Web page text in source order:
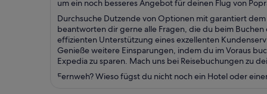
um ein noch besseres Angebot für deinen Flug von
Durchsuche Dutzende von Optionen mit garantiert
beantworten dir gerne alle Fragen, die du beim Buchen
effizienten Unterstützung eines exzellenten
Genieße weitere Einsparungen, indem du im Voraus
Expedia zu sparen. Mach uns bei Reisebuchungen zu
Fernweh? Wieso fügst du nicht noch ein Hotel oder